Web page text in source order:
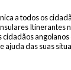
a todos os
Itinerantes
ajuda das suas